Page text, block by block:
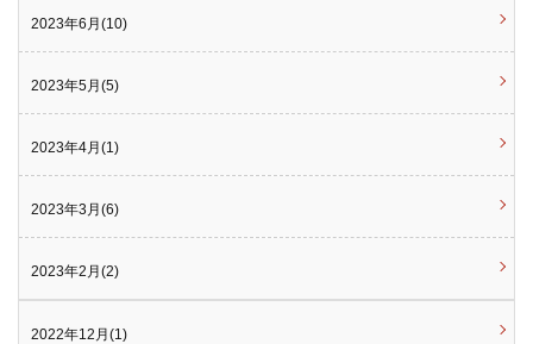
2023年6月(10)
2023年5月(5)
2023年4月(1)
2023年3月(6)
2023年2月(2)
2022年12月(1)